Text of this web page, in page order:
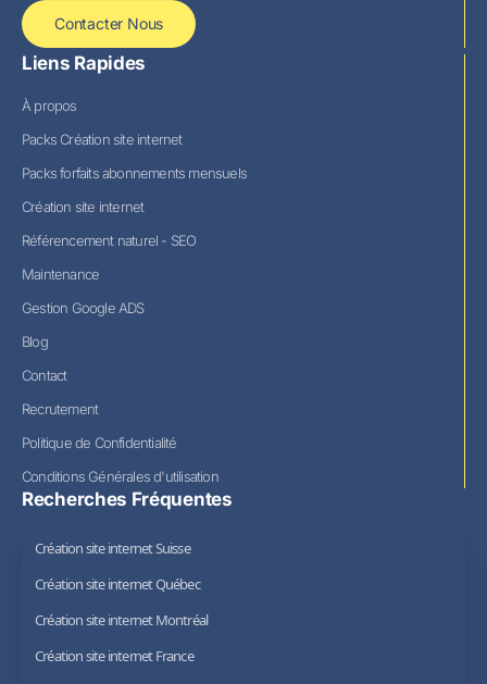
Contacter Nous
Liens Rapides
À propos
Packs Création site internet
Packs forfaits abonnements mensuels
Création site internet
Référencement naturel - SEO
Maintenance
Gestion Google ADS
Blog
Contact
Recrutement
Politique de Confidentialité
Conditions Générales d'utilisation
Recherches Fréquentes
Création site internet Suisse
Création site internet Québec
Création site internet Montréal
Création site internet France